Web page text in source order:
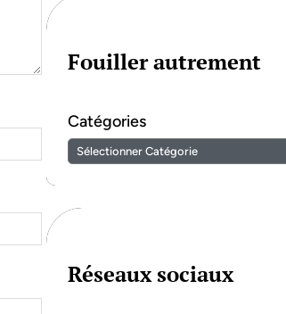
Fouiller autrement
Catégories
Réseaux sociaux